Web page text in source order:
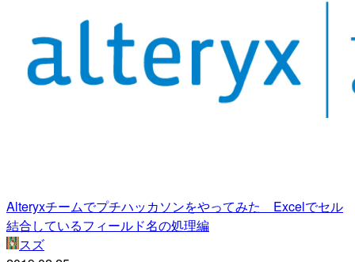
Alteryxチームでプチハッカソンをやってみた Excelでセル
結合しているフィールド名の処理編
スズ